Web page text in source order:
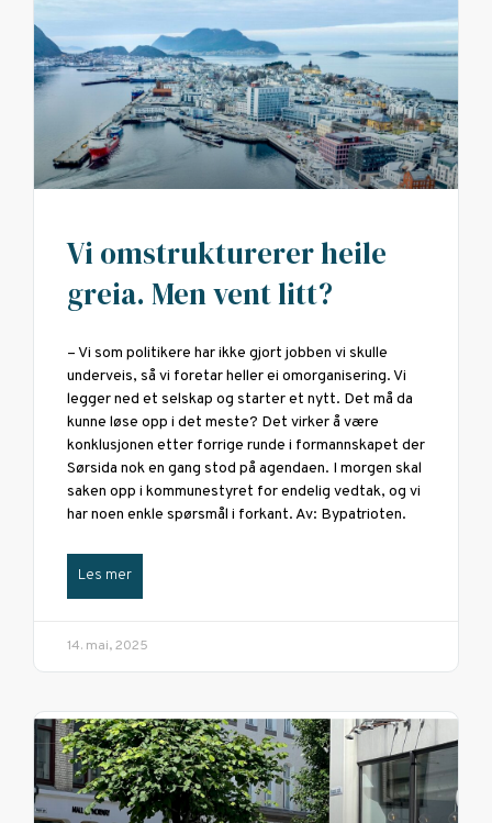
Vi omstrukturerer heile
greia. Men vent litt?
– Vi som politikere har ikke gjort jobben vi skulle
underveis, så vi foretar heller ei omorganisering. Vi
legger ned et selskap og starter et nytt. Det må da
kunne løse opp i det meste? Det virker å være
konklusjonen etter forrige runde i formannskapet der
Sørsida nok en gang stod på agendaen. I morgen skal
saken opp i kommunestyret for endelig vedtak, og vi
har noen enkle spørsmål i forkant. Av: Bypatrioten.
Les mer
14. mai, 2025